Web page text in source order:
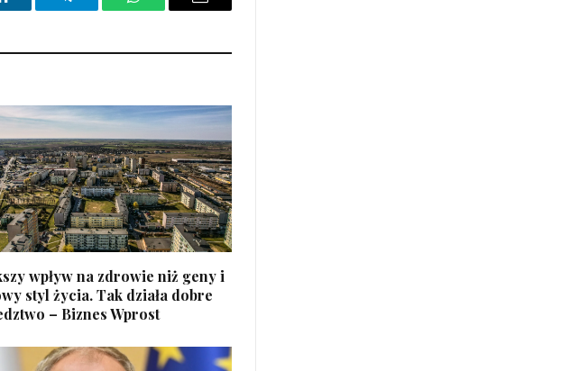
Telegram WhatsAppEmail
wpływ na zdrowie niż geny i
styl życia. Tak działa dobre
– Biznes Wprost